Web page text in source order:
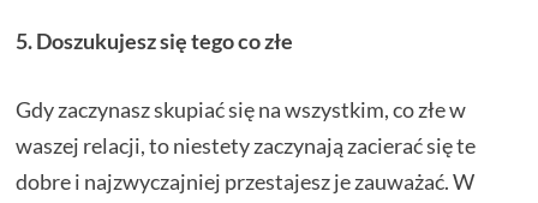
5. Doszukujesz się tego co złe
Gdy zaczynasz skupiać się na wszystkim, co złe w
waszej relacji, to niestety zaczynają zacierać się te
dobre i najzwyczajniej przestajesz je zauważać. W